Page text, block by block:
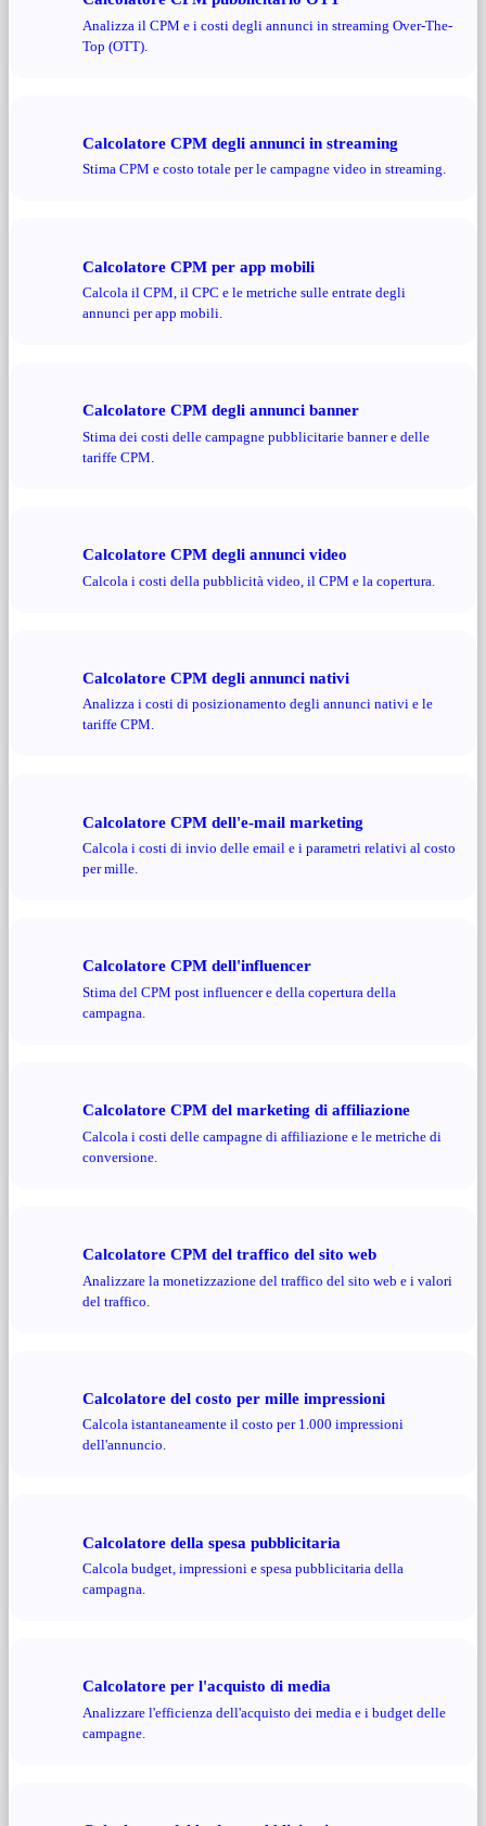
Analizza il CPM e i costi degli annunci in streaming Over-The-
Top (OTT).
Calcolatore CPM degli annunci in streaming
Stima CPM e costo totale per le campagne video in streaming.
Calcolatore CPM per app mobili
Calcola il CPM, il CPC e le metriche sulle entrate degli
annunci per app mobili.
Calcolatore CPM degli annunci banner
Stima dei costi delle campagne pubblicitarie banner e delle
tariffe CPM.
Calcolatore CPM degli annunci video
Calcola i costi della pubblicità video, il CPM e la copertura.
Calcolatore CPM degli annunci nativi
Analizza i costi di posizionamento degli annunci nativi e le
tariffe CPM.
Calcolatore CPM dell'e-mail marketing
Calcola i costi di invio delle email e i parametri relativi al costo
per mille.
Calcolatore CPM dell'influencer
Stima del CPM post influencer e della copertura della
campagna.
Calcolatore CPM del marketing di affiliazione
Calcola i costi delle campagne di affiliazione e le metriche di
conversione.
Calcolatore CPM del traffico del sito web
Analizzare la monetizzazione del traffico del sito web e i valori
del traffico.
Calcolatore del costo per mille impressioni
Calcola istantaneamente il costo per 1.000 impressioni
dell'annuncio.
Calcolatore della spesa pubblicitaria
Calcola budget, impressioni e spesa pubblicitaria della
campagna.
Calcolatore per l'acquisto di media
Analizzare l'efficienza dell'acquisto dei media e i budget delle
campagne.